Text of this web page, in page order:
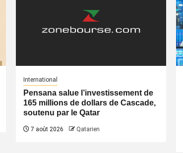
International
Pensana salue l’investissement de
165 millions de dollars de Cascade,
soutenu par le Qatar
7 août 2026 Qatarien